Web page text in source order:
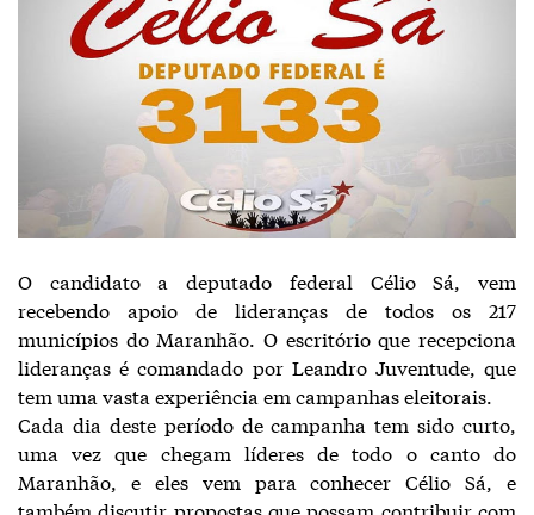
O candidato a deputado federal Célio Sá, vem
recebendo apoio de lideranças de todos os 217
municípios do Maranhão. O escritório que recepciona
lideranças é comandado por Leandro Juventude, que
tem uma vasta experiência em campanhas eleitorais.
Cada dia deste período de campanha tem sido curto,
uma vez que chegam líderes de todo o canto do
Maranhão, e eles vem para conhecer Célio Sá, e